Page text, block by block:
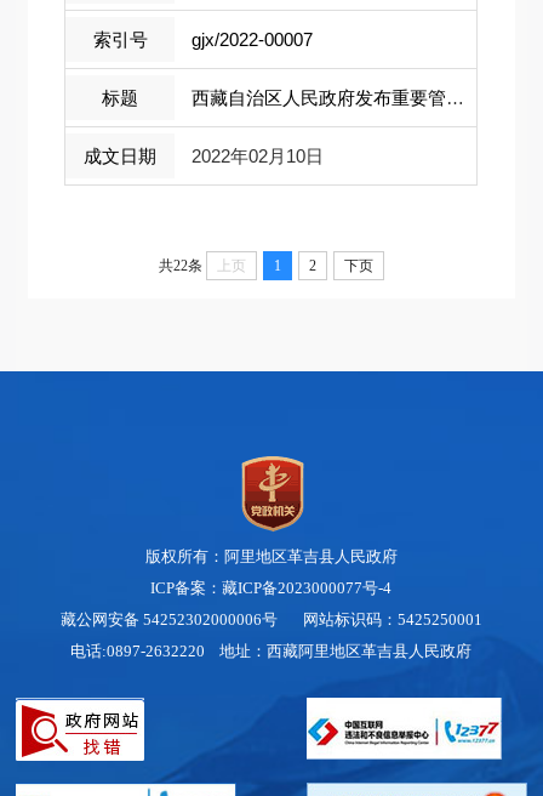
gjx/2022-00007
西藏自治区人民政府发布重要管理规定， ...
2022年02月10日
共22条 上页 1 2 下页
版权所有：阿里地区革吉县人民政府
ICP备案：藏ICP备2023000077号-4
藏公网安备 54252302000006号网站标识码：5425250001
电话:0897-2632220 地址：西藏阿里地区革吉县人民政府